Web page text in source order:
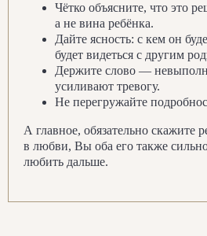
Чётко объясните, что это
а не вина ребёнка.
Дайте ясность: с кем он
будет видеться с другим
Держите слово —
усиливают тревогу.
Не перегружайте
А главное, обязательно скажите
в любви, Вы оба его также
любить дальше.
Поделиться